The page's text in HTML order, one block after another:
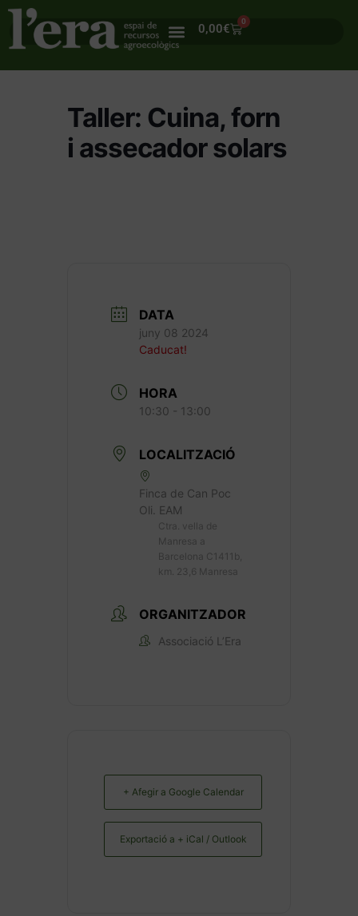
0,00€
0
Taller: Cuina, forn
i assecador solars
DATA
juny 08 2024
Caducat!
HORA
10:30 - 13:00
LOCALITZACIÓ
Finca de Can Poc
Oli. EAM
Ctra. vella de
Manresa a
Barcelona C1411b,
km. 23,6 Manresa
ORGANITZADOR
Associació L’Era
+ Afegir a Google Calendar
Exportació a + iCal / Outlook